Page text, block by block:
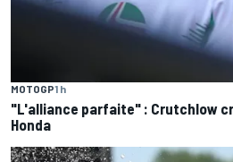
MOTOGP1 h
"L'alliance parfaite" : Crutchlow
Honda